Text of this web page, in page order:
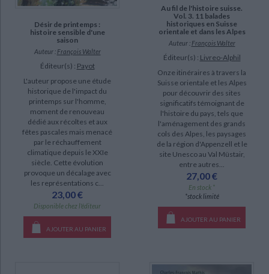
Désir de printemps :
histoire sensible d'une
saison
Auteur : François Walter
Éditeur(s) : Payot
L'auteur propose une étude
historique de l'impact du
printemps sur l'homme,
moment de renouveau
dédié aux récoltes et aux
fêtes pascales mais menacé
par le réchauffement
climatique depuis le XXIe
siècle. Cette évolution
provoque un décalage avec
les représentations c...
23,00 €
Disponible chez l'éditeur
AJOUTER AU PANIER
Au fil de l'histoire suisse.
Vol. 3. 11 balades
historiques en Suisse
orientale et dans les Alpes
Auteur : François Walter
Éditeur(s) : Livreo-Alphil
Onze itinéraires à travers la
Suisse orientale et les Alpes
pour découvrir des sites
significatifs témoignant de
l'histoire du pays, tels que
l'aménagement des grands
cols des Alpes, les paysages
de la région d'Appenzell et le
site Unesco au Val Müstair,
entre autres...
27,00 €
En stock *
*stock limité
AJOUTER AU PANIER